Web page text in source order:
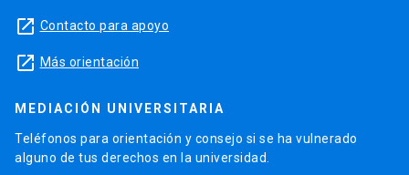
launch Contacto para apoyo
launch Más orientación
MEDIACIÓN UNIVERSITARIA
Teléfonos para orientación y consejo si se ha vulnerado
alguno de tus derechos en la universidad.